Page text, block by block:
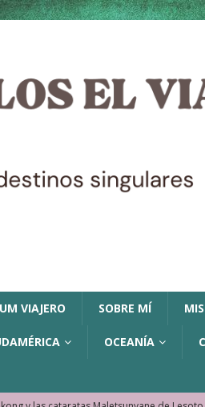
VIAJERO SOBRE MÍ
OCEANÍA